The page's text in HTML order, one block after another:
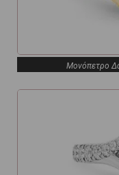
Μονόπετρο